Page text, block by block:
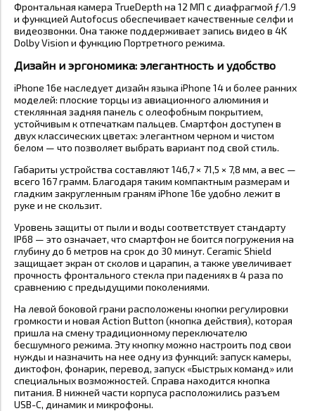
Фронтальная камера TrueDepth на 12 МП с диафрагмой ƒ/1.9
и функцией Autofocus обеспечивает качественные селфи и
видеозвонки. Она также поддерживает запись видео в 4K
Dolby Vision и функцию Портретного режима.
Дизайн и эргономика: элегантность и удобство
iPhone 16e наследует дизайн языка iPhone 14 и более ранних
моделей: плоские торцы из авиационного алюминия и
стеклянная задняя панель с олеофобным покрытием,
устойчивым к отпечаткам пальцев. Смартфон доступен в
двух классических цветах: элегантном черном и чистом
белом — что позволяет выбрать вариант под свой стиль.
Габариты устройства составляют 146,7 × 71,5 × 7,8 мм, а вес —
всего 167 грамм. Благодаря таким компактным размерам и
гладким закругленным граням iPhone 16e удобно лежит в
руке и не скользит.
Уровень защиты от пыли и воды соответствует стандарту
IP68 — это означает, что смартфон не боится погружения на
глубину до 6 метров на срок до 30 минут. Ceramic Shield
защищает экран от сколов и царапин, а также увеличивает
прочность фронтального стекла при падениях в 4 раза по
сравнению с предыдущими поколениями.
На левой боковой грани расположены кнопки регулировки
громкости и новая Action Button (кнопка действия), которая
пришла на смену традиционному переключателю
бесшумного режима. Эту кнопку можно настроить под свои
нужды и назначить на нее одну из функций: запуск камеры,
диктофон, фонарик, перевод, запуск «Быстрых команд» или
специальных возможностей. Справа находится кнопка
питания. В нижней части корпуса расположились разъем
USB-C, динамик и микрофоны.